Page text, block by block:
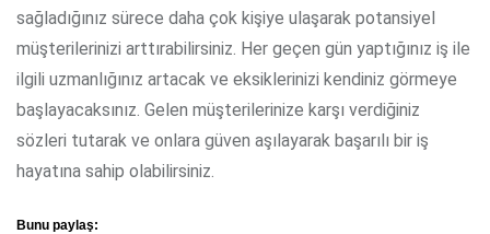
sağladığınız sürece daha çok kişiye ulaşarak potansiyel
müşterilerinizi arttırabilirsiniz. Her geçen gün yaptığınız iş ile
ilgili uzmanlığınız artacak ve eksiklerinizi kendiniz görmeye
başlayacaksınız. Gelen müşterilerinize karşı verdiğiniz
sözleri tutarak ve onlara güven aşılayarak başarılı bir iş
hayatına sahip olabilirsiniz.
Bunu paylaş: